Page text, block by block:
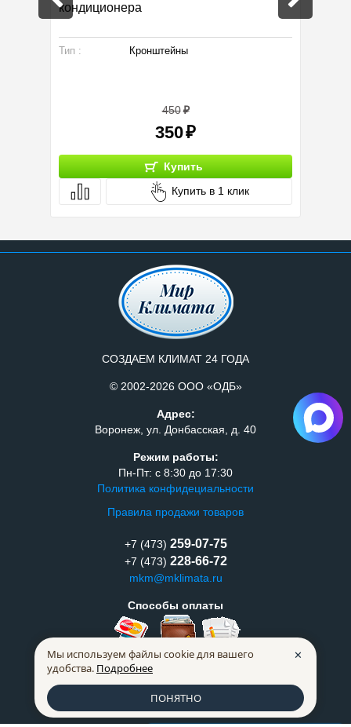
кондиционера
Тип : Кронштейны
450
350
Купить
Купить в 1 клик
СОЗДАЕМ КЛИМАТ 24 ГОДА
© 2002-2026 ООО «ОДБ»
Адрес:
Воронеж, ул. Донбасская, д. 40
Режим работы:
Пн-Пт: с 8:30 до 17:30
Политика конфидециальности
Правила продажи товаров
+7 (473) 259-07-75
+7 (473) 228-66-72
mkm@mklimata.ru
Способы оплаты
Мы используем файлы cookie для вашего
удобства. Подробнее
✕
ПОНЯТНО